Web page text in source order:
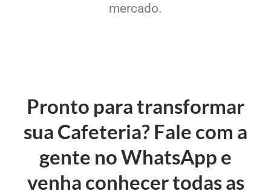
mercado.
Pronto para transformar
sua Cafeteria? Fale com a
gente no WhatsApp e
venha conhecer todas as